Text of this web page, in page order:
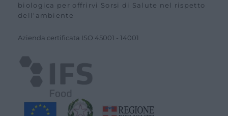
biologica per offrirvi Sorsi di Salute nel rispetto
dell'ambiente
Azienda certiﬁcata ISO 45001 - 14001